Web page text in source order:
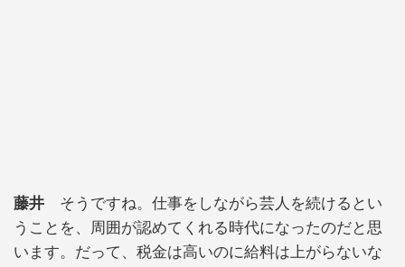
藤井 そうですね。仕事をしながら芸人を続けるとい
うことを、周囲が認めてくれる時代になったのだと思
います。だって、税金は高いのに給料は上がらないな